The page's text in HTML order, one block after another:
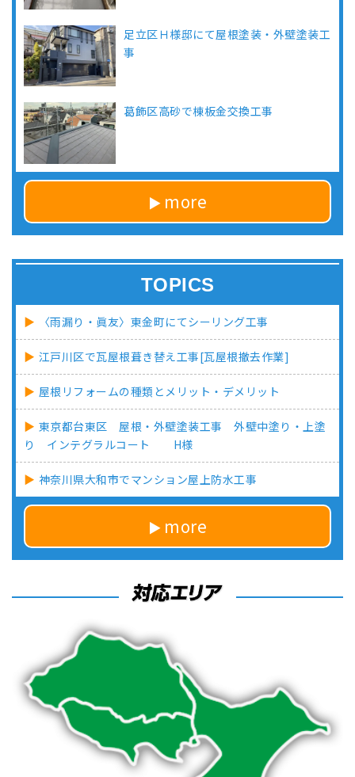
足立区Ｈ様邸にて屋根塗装・外壁塗装工
事
葛飾区高砂で棟板金交換工事
more
TOPICS
〈雨漏り・眞友〉東金町にてシーリング工事
江戸川区で瓦屋根葺き替え工事[瓦屋根撤去作業]
屋根リフォームの種類とメリット・デメリット
東京都台東区 屋根・外壁塗装工事 外壁中塗り・上塗
り インテグラルコート H様
神奈川県大和市でマンション屋上防水工事
more